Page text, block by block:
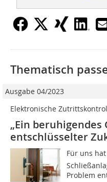
Thematisch
Ausgabe 04/2023
Elektronische
„Ein beruhigendes
entschlüsselter
Für uns
Problem